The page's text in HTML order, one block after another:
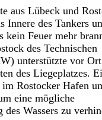
aus Lübeck und
Innere des Tankers
kein Feuer mehr
des Technischen
unterstützte vor
des Liegeplatzes.
Rostocker Hafen
eine mögliche
Wassers zu